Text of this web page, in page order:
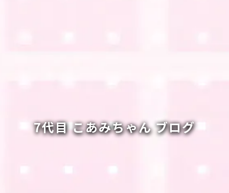
7代目 こあみちゃん ブログ